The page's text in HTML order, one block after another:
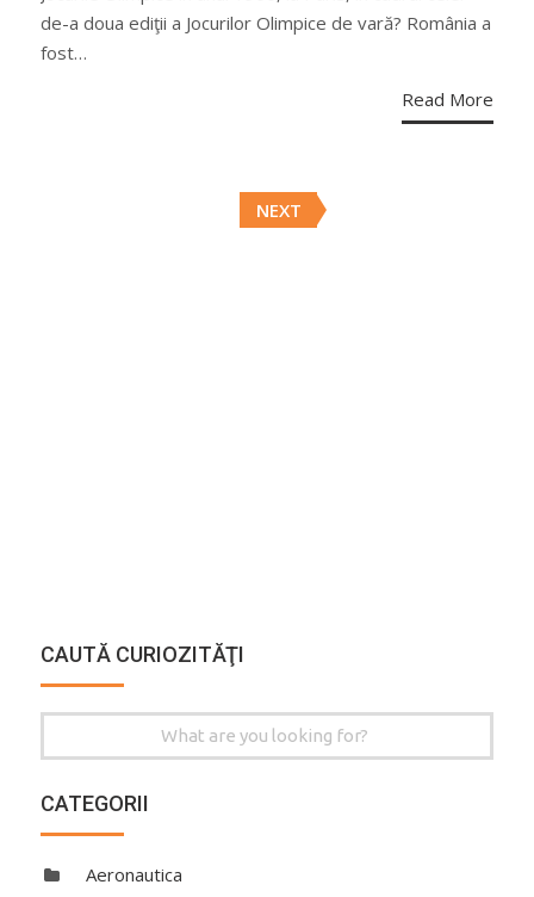
de-a doua ediţii a Jocurilor Olimpice de vară? România a
fost…
Read More
navigation
NEXT
CAUTĂ CURIOZITĂŢI
for:
CATEGORII
Aeronautica